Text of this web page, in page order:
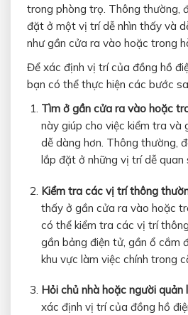
trong phòng trọ. Thông thường,
đặt ở một vị trí dễ nhìn thấy và
như gần cửa ra vào hoặc trong
Để xác định vị trí của đồng hồ
bạn có thể thực hiện các bước
Tìm ở gần cửa ra vào hoặc
này giúp cho việc kiểm tra và
dễ dàng hơn. Thông thường,
lắp đặt ở những vị trí dễ quan
Kiểm tra các vị trí thông
thấy ở gần cửa ra vào hoặc
có thể kiểm tra các vị trí
gần bảng điện tử, gần ổ cắm
khu vực làm việc chính trong
Hỏi chủ nhà hoặc người quản
xác định vị trí của đồng hồ